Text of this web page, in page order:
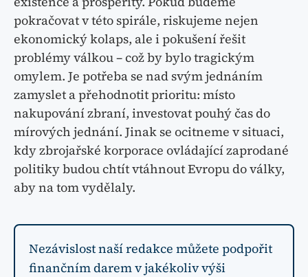
pokračovat v této spirále, riskujeme nejen
ekonomický kolaps, ale i pokušení řešit
problémy válkou – což by bylo tragickým
omylem. Je potřeba se nad svým jednáním
zamyslet a přehodnotit prioritu: místo
nakupování zbraní, investovat pouhý čas do
mírových jednání. Jinak se ocitneme v situaci,
kdy zbrojařské korporace ovládající zaprodané
politiky budou chtít vtáhnout Evropu do války,
aby na tom vydělaly.
Nezávislost naší redakce můžete podpořit
finančním darem v jakékoliv výši